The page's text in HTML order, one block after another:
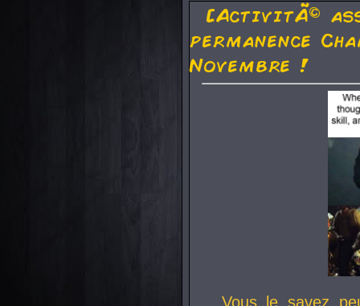
[ActivitÃ©
permanence
Novembre !
Vous le savez